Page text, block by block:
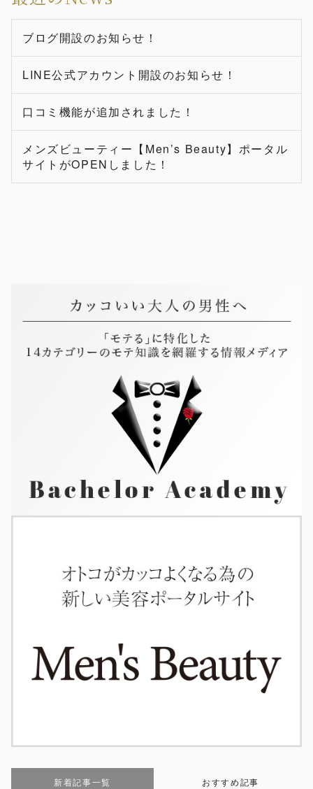
ブログ開設のお知らせ！
LINE公式アカウント開設のお知らせ！
口コミ機能が追加されました！
メンズビューティー【Men’s Beauty】ポータル
サイトがOPENしました！
新着記事一覧 おすすめ記事